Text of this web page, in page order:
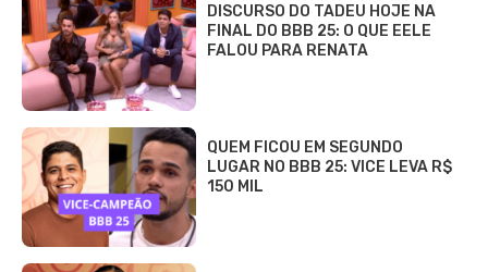
DISCURSO DO TADEU HOJE NA
FINAL DO BBB 25: O QUE EELE
FALOU PARA RENATA
QUEM FICOU EM SEGUNDO
LUGAR NO BBB 25: VICE LEVA R$
150 MIL